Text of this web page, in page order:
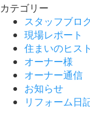
カテゴリー
スタッフブロ
現場レポート
住まいのヒス
オーナー様
オーナー通信
お知らせ
リフォーム日